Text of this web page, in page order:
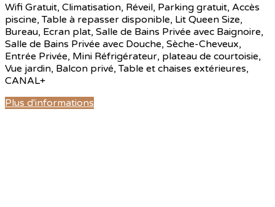
Wifi Gratuit, Climatisation, Réveil, Parking gratuit, Accès
piscine,Table à repasser disponible, Lit Queen Size,
Bureau, Ecran plat, Salle de Bains Privée avec Baignoire,
Salle de Bains Privée avec Douche, Sèche-Cheveux,
Entrée Privée, Mini Réfrigérateur, plateau de courtoisie,
Vue jardin, Balcon privé,Table et chaises extérieures,
CANAL+
Plus d'informations